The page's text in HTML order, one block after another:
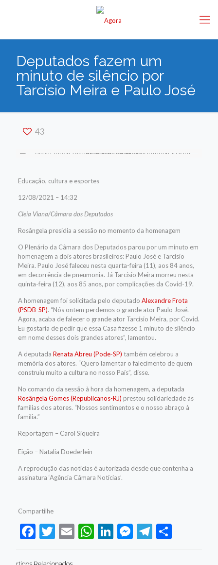
Deputados fazem um
minuto de silêncio por
Tarcísio Meira e Paulo José
43
Educação, cultura e esportes
12/08/2021 – 14:32
Cleia Viana/Câmara dos Deputados
Rosângela presidia a sessão no momento da homenagem
O Plenário da Câmara dos Deputados parou por um minuto em
homenagem a dois atores brasileiros: Paulo José e Tarcísio
Meira. Paulo José faleceu nesta quarta-feira (11), aos 84 anos,
em decorrência de pneumonia. Já Tarcísio Meira morreu nesta
quinta-feira (12), aos 85 anos, por complicações da Covid-19.
A homenagem foi solicitada pelo deputado Alexandre Frota
(PSDB-SP). “Nós ontem perdemos o grande ator Paulo José.
Agora, acaba de falecer o grande ator Tarcísio Meira, por Covid.
Eu gostaria de pedir que essa Casa fizesse 1 minuto de silêncio
em nome desses dois grandes atores”, lamentou.
A deputada Renata Abreu (Pode-SP) também celebrou a
memória dos atores. “Quero lamentar o falecimento de quem
construiu muito a cultura no nosso País”, disse.
No comando da sessão à hora da homenagem, a deputada
Rosângela Gomes (Republicanos-RJ) prestou solidariedade às
famílias dos atores. “Nossos sentimentos e o nosso abraço à
família.”
Reportagem – Carol Siqueira
Eição – Natalia Doederlein
A reprodução das notícias é autorizada desde que contenha a
assinatura ‘Agência Câmara Notícias’.
Compartilhe
Facebook
Twitter
EmailWhatsApp
LinkedIn
Messenger
Telegram
Share